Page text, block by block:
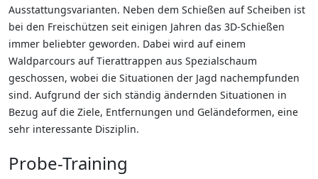
Ausstattungsvarianten. Neben dem Schießen auf Scheiben ist
bei den Freischützen seit einigen Jahren das 3D-Schießen
immer beliebter geworden. Dabei wird auf einem
Waldparcours auf Tierattrappen aus Spezialschaum
geschossen, wobei die Situationen der Jagd nachempfunden
sind. Aufgrund der sich ständig ändernden Situationen in
Bezug auf die Ziele, Entfernungen und Geländeformen, eine
sehr interessante Disziplin.
Probe-Training